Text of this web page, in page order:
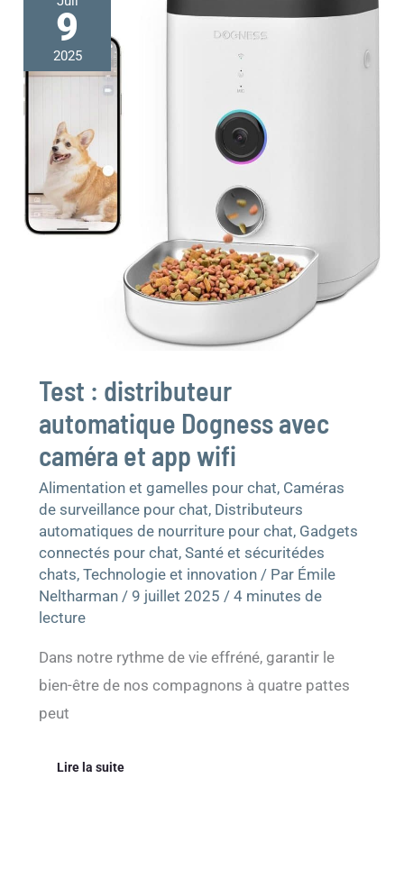
9
2025
Test : distributeur
automatique Dogness avec
caméra et app wifi
Alimentation et gamelles pour chat, Caméras
de surveillance pour chat, Distributeurs
automatiques de nourriture pour chat, Gadgets
connectés pour chat,Santé et sécuritédes
chats,Technologie et innovation / Par Émile
Neltharman / 9 juillet 2025 /4 minutes de
lecture
Dans notre rythme de vie effréné, garantir le
bien-être de nos compagnons à quatre pattes
peut
:
distributeur
automatique
Dogness
avec
app
wifi
Lire la suite